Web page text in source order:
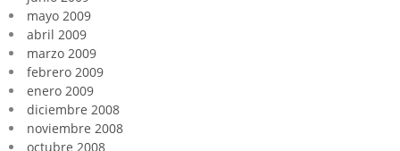
mayo 2009
abril 2009
marzo 2009
febrero 2009
enero 2009
diciembre 2008
noviembre 2008
octubre 2008